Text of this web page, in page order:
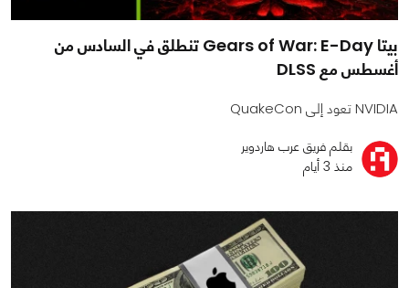
بيتا Gears of War: E-Day تنطلق في السادس من
أغسطس مع DLSS
NVIDIA تعود إلى QuakeCon
بقلم فريق عرب هاردوير
منذ 3 أيام